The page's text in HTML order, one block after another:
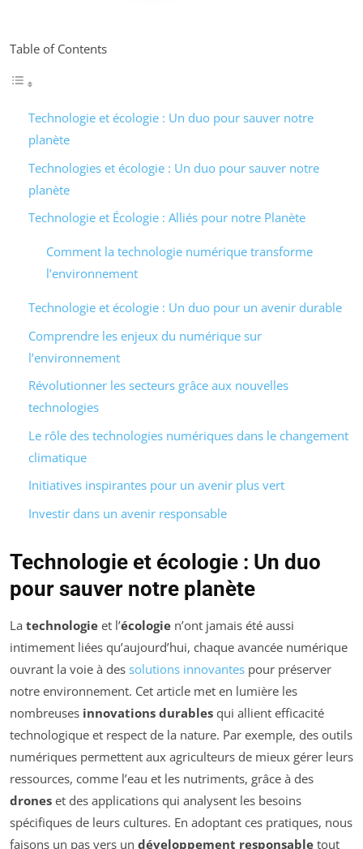
Table of Contents
Technologie et écologie : Un duo pour sauver notre
planète
Technologies et écologie : Un duo pour sauver notre
planète
Technologie et Écologie : Alliés pour notre Planète
Comment la technologie numérique transforme
l’environnement
Technologie et écologie : Un duo pour un avenir durable
Comprendre les enjeux du numérique sur
l’environnement
Révolutionner les secteurs grâce aux nouvelles
technologies
Le rôle des technologies numériques dans le changement
climatique
Initiatives inspirantes pour un avenir plus vert
Investir dans un avenir responsable
Technologie et écologie : Un duo
pour sauver notre planète
La technologie et l’écologie n’ont jamais été aussi
intimement liées qu’aujourd’hui, chaque avancée numérique
ouvrant la voie à des solutions innovantes pour préserver
notre environnement. Cet article met en lumière les
nombreuses innovations durables qui allient efficacité
technologique et respect de la nature. Par exemple, des outils
numériques permettent aux agriculteurs de mieux gérer leurs
ressources, comme l’eau et les nutriments, grâce à des
drones et des applications qui analysent les besoins
spécifiques de leurs cultures. En adoptant ces pratiques, nous
faisons un pas vers un développement responsable tout